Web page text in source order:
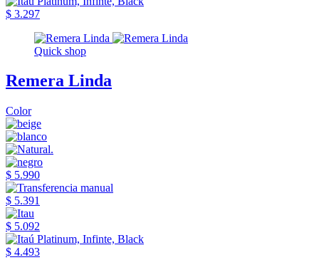
$ 3.297
Quick shop
Remera Linda
Color
$ 5.990
$ 5.391
$ 5.092
$ 4.493